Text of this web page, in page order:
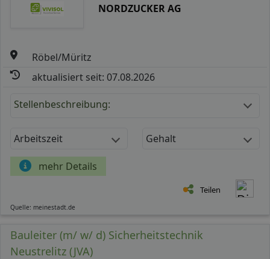
NORDZUCKER AG
Röbel/Müritz
aktualisiert seit: 07.08.2026
Stellenbeschreibung:
Arbeitszeit Gehalt
mehr Details
Teilen
Quelle: meinestadt.de
Bauleiter (m/ w/ d) Sicherheitstechnik
Neustrelitz (JVA)